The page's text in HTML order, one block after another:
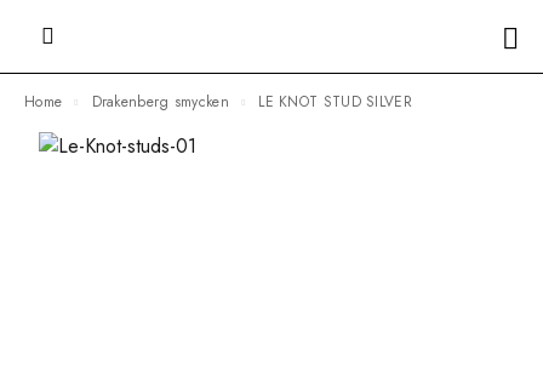
Home Drakenberg smycken LE KNOT STUD SILVER